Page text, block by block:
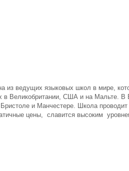
из ведущих языковых школ в мире,
в Великобритании, США и на Мальте.
и Манчестере. Школа
цены, славится высоким